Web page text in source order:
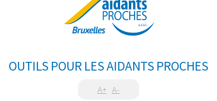
OUTILS POUR LES AIDANTS PROCHES
A+ A-